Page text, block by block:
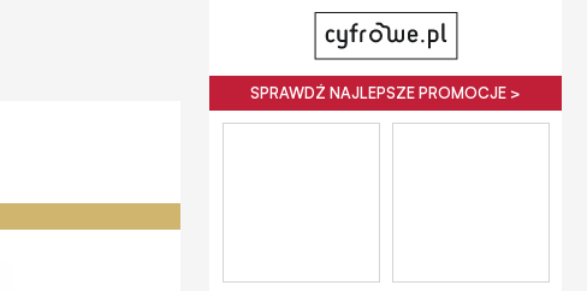
SPRAWDŹ NAJLEPSZE PROMOCJE >